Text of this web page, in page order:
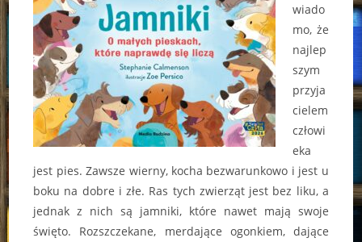
wiado
mo, że
najlep
szym
przyja
cielem
człowi
eka
jest pies. Zawsze wierny, kocha bezwarunkowo i jest u
boku na dobre i złe. Ras tych zwierząt jest bez liku, a
jednak z nich są jamniki, które nawet mają swoje
święto. Rozszczekane, merdające ogonkiem, dające